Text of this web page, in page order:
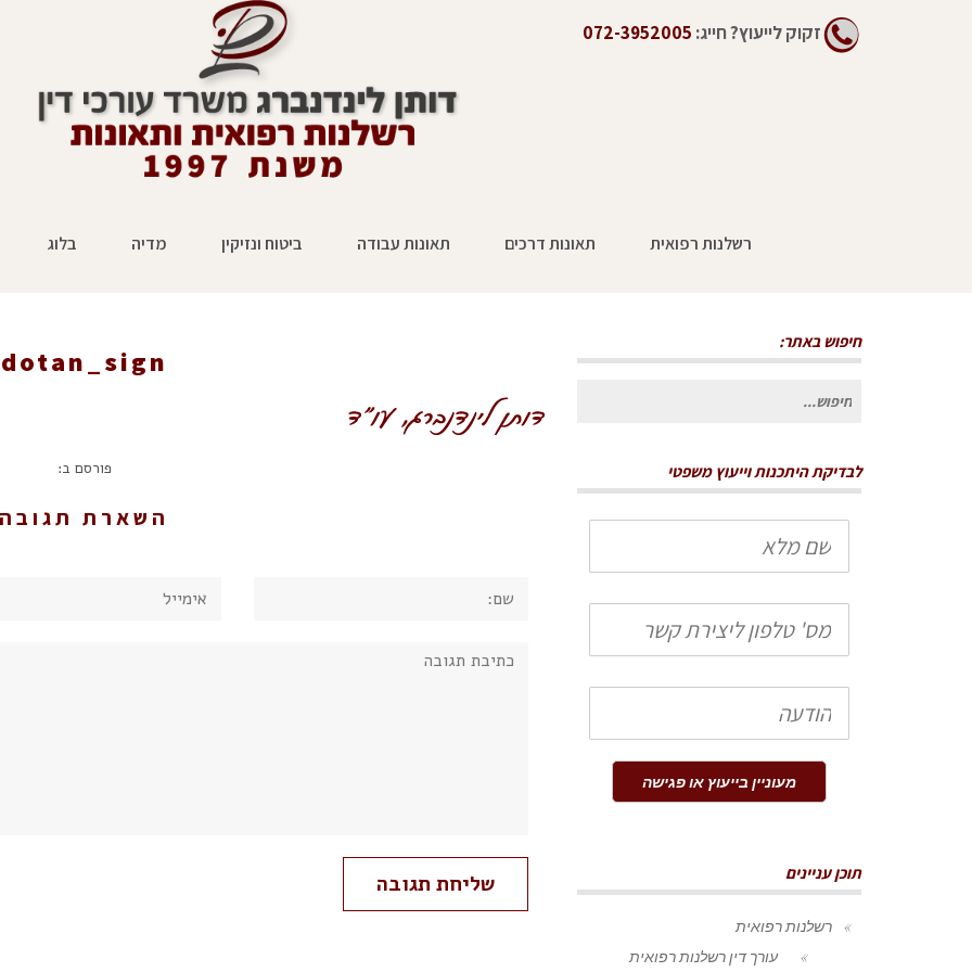
זקוק לייעוץ?חייג: 072-3952005
רשלנות רפואית תאונות דרכים תאונות עבודה ביטוח ונזיקין מדיה בלוג
dotan_sign
פורסם ב:
השארת תגובה
חיפוש באתר:
חיפוש
לבדיקת היתכנות וייעוץ משפטי
שם
מלא
טלפון
הודעה
מעוניין בייעוץ או פגישה
תוכן עניינים
רשלנות רפואית
עורך דין רשלנות רפואית